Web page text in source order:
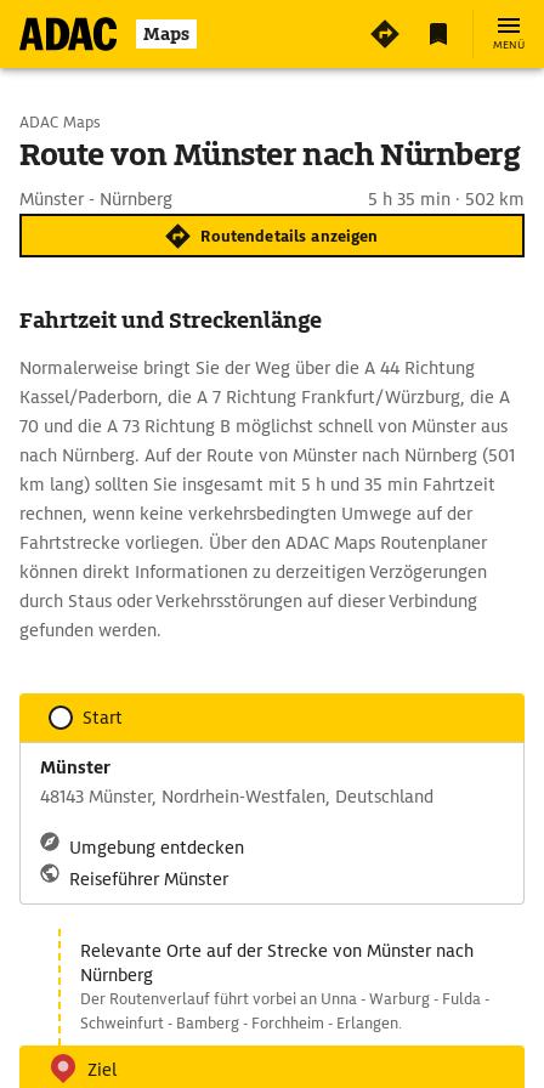
Maps MENÜ
Start wählen
ADAC Maps
Route von Münster nach Nürnberg
Münster - Nürnberg 5 h 35 min · 502 km
Routendetails anzeigen
Fahrtzeit und Streckenlänge
Normalerweise bringt Sie der Weg über die A 44 Richtung
Kassel/Paderborn, die A 7 Richtung Frankfurt/Würzburg, die A
70 und die A 73 Richtung B möglichst schnell von Münster aus
nach Nürnberg. Auf der Route von Münster nach Nürnberg (501
km lang) sollten Sie insgesamt mit 5 h und 35 min Fahrtzeit
rechnen, wenn keine verkehrsbedingten Umwege auf der
Fahrtstrecke vorliegen. Über den ADAC Maps Routenplaner
können direkt Informationen zu derzeitigen Verzögerungen
durch Staus oder Verkehrsstörungen auf dieser Verbindung
gefunden werden.
Start
Münster
48143 Münster, Nordrhein-Westfalen, Deutschland
Umgebung entdecken
Reiseführer Münster
Relevante Orte auf der Strecke von Münster nach
Nürnberg
Der Routenverlauf führt vorbei an Unna - Warburg - Fulda -
Schweinfurt - Bamberg - Forchheim - Erlangen.
Ziel